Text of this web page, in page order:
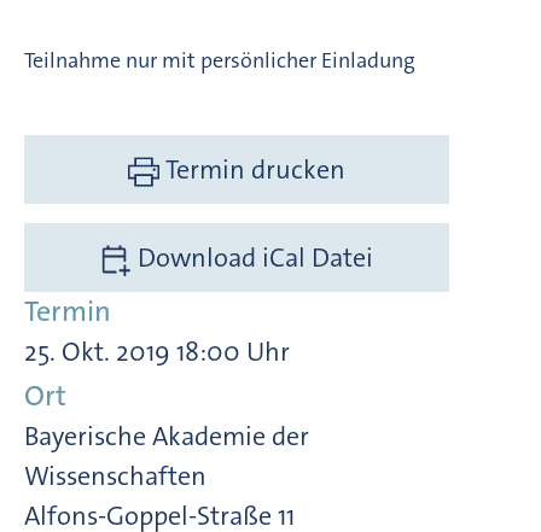
Teilnahme nur mit persönlicher Einladung
Termin drucken
Download iCal Datei
Termin
25. Okt. 2019 18:00 Uhr
Ort
Bayerische Akademie der
Wissenschaften
Alfons-Goppel-Straße 11